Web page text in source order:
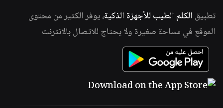
تطبيق الكلم الطيب للأجهزة الذكية، يوفر الكثير من محتوى
الموقع في مساحة صغيرة ولا يحتاج للاتصال بالانترنت